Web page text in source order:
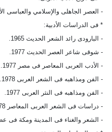
- العصر الجاهلى والإسلامي والعباسى الأول
* فى الدراسات الأدبية:
- البارودى رائد الشعر الحديث 1965.
- شوقى شاعر العصر الحديث 1977.
- الأدب العربى المعاصر فى مصر 1977.
- الفن ومذاهبه فى الشعر العربى 1978.
- الفن ومذاهبه فى النثر العربى 1977.
- دراسات فى الشعر العربى المعاصر 1978.
- الشعر والغناء فى المدينة ومكة فى عصر